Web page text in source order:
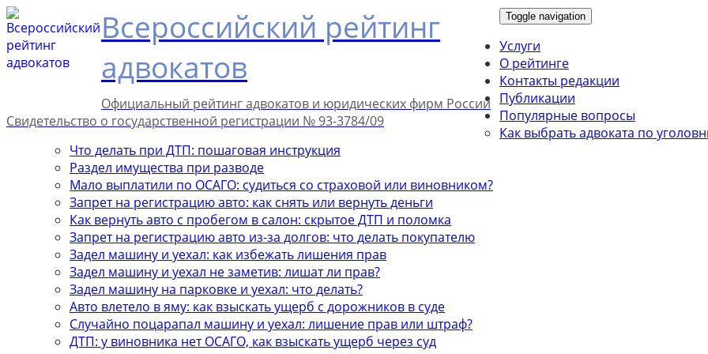
Всероссийский рейтинг
адвокатов
Официальный рейтинг адвокатов и юридических фирм России
Свидетельство о государственной регистрации № 93-3784/09
Toggle navigation
Услуги
О рейтинге
Контакты редакции
Публикации
Популярные вопросы
Как выбрать адвоката по
Что делать при ДТП: пошаговая инструкция
Раздел имущества при разводе
Мало выплатили по ОСАГО: судиться со страховой или виновником?
Запрет на регистрацию авто: как снять или вернуть деньги
Как вернуть авто с пробегом в салон: скрытое ДТП и поломка
Запрет на регистрацию авто из-за долгов: что делать покупателю
Задел машину и уехал: как избежать лишения прав
Задел машину и уехал не заметив: лишат ли прав?
Задел машину на парковке и уехал: что делать?
Авто влетело в яму: как взыскать ущерб с дорожников в суде
Случайно поцарапал машину и уехал: лишение прав или штраф?
ДТП: у виновника нет ОСАГО, как взыскать ущерб через суд